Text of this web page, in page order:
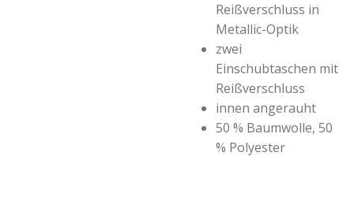
Reißverschluss in
Metallic-Optik
zwei
Einschubtaschen mit
Reißverschluss
innen angerauht
50 % Baumwolle, 50
% Polyester